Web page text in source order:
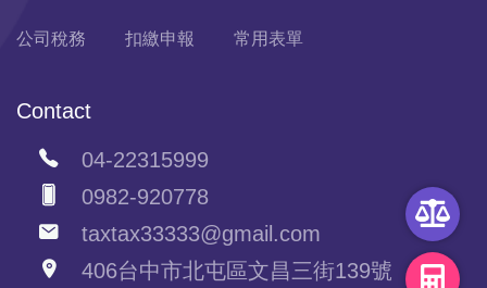
公司稅務 扣繳申報 常用表單
Contact
04-22315999
0982-920778
taxtax33333@gmail.com
406台中市北屯區文昌三街139號